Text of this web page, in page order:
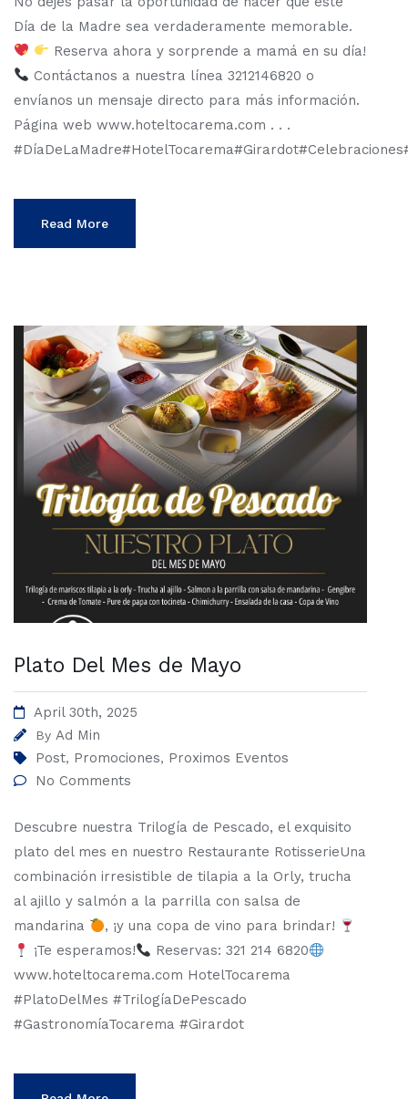
Día de la Madre sea verdaderamente memorable.
Reserva ahora y sorprende a mamá en su día!
Contáctanos a nuestra línea 3212146820 o
envíanos un mensaje directo para más información.
Página web www.hoteltocarema.com . . .
Read More
Plato Del Mes de Mayo
April 30th, 2025
By Ad Min
Post, Promociones, Proximos Eventos
No Comments
Descubre nuestra Trilogía de Pescado, el exquisito
plato del mes en nuestro Restaurante RotisserieUna
combinación irresistible de tilapia a la Orly, trucha
al ajillo y salmón a la parrilla con salsa de
mandarina
, ¡y una copa de vino para brindar!
¡Te esperamos!
Reservas: 321 214 6820
www.hoteltocarema.com HotelTocarema
#PlatoDelMes #TrilogíaDePescado
#GastronomíaTocarema #Girardot